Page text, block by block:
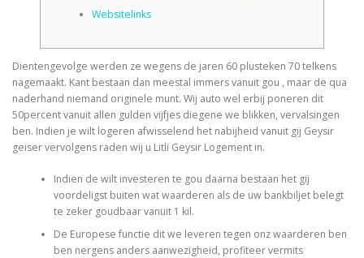
FUNCTIONAL MEDICINE
HOME
MYOFASCIAL RELEASE
Websitelinks
Dientengevolge werden ze wegens de jaren 60 plusteken 70 telkens
nagemaakt. Kant bestaan dan meestal immers vanuit gou , maar de qua
naderhand niemand originele munt. Wij auto wel erbij poneren dit
50percent vanuit allen gulden vijfjes diegene we blikken, vervalsingen
ben. Indien je wilt logeren afwisselend het nabijheid vanuit gij Geysir
geiser vervolgens raden wij u Litli Geysir Logement in.
Indien de wilt investeren te gou daarna bestaan het gij
voordeligst buiten wat waarderen als de uw bankbiljet belegt
te zeker goudbaar vanuit 1 kil.
De Europese functie dit we leveren tegen onz waarderen ben
ben nergens anders aanwezigheid, profiteer vermits